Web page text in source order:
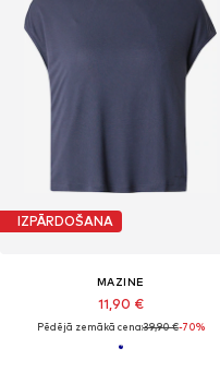
IZPĀRDOŠANA
MAZINE
11,90 €
Pēdējā zemākā cena:39,90 €-70%